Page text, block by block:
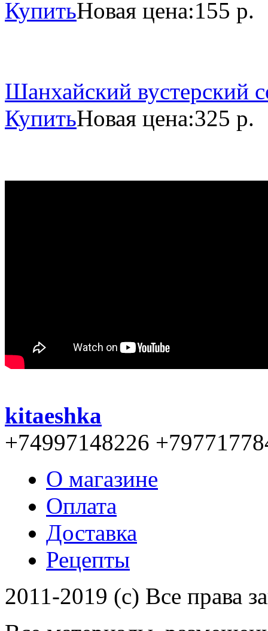
КупитьНовая цена:155 р.
Шанхайский вустерский
КупитьНовая цена:325 р.
kitaeshka
+74997148226
О магазине
Оплата
Доставка
Рецепты
2011-2019 (c) Все права